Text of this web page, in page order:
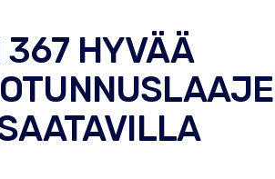
367 HYVÄÄ